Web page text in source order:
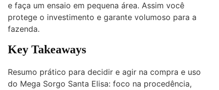
e faça um ensaio em pequena área. Assim você
protege o investimento e garante volumoso para a
fazenda.
Key Takeaways
Resumo prático para decidir e agir na compra e uso
do Mega Sorgo Santa Elisa: foco na procedência,